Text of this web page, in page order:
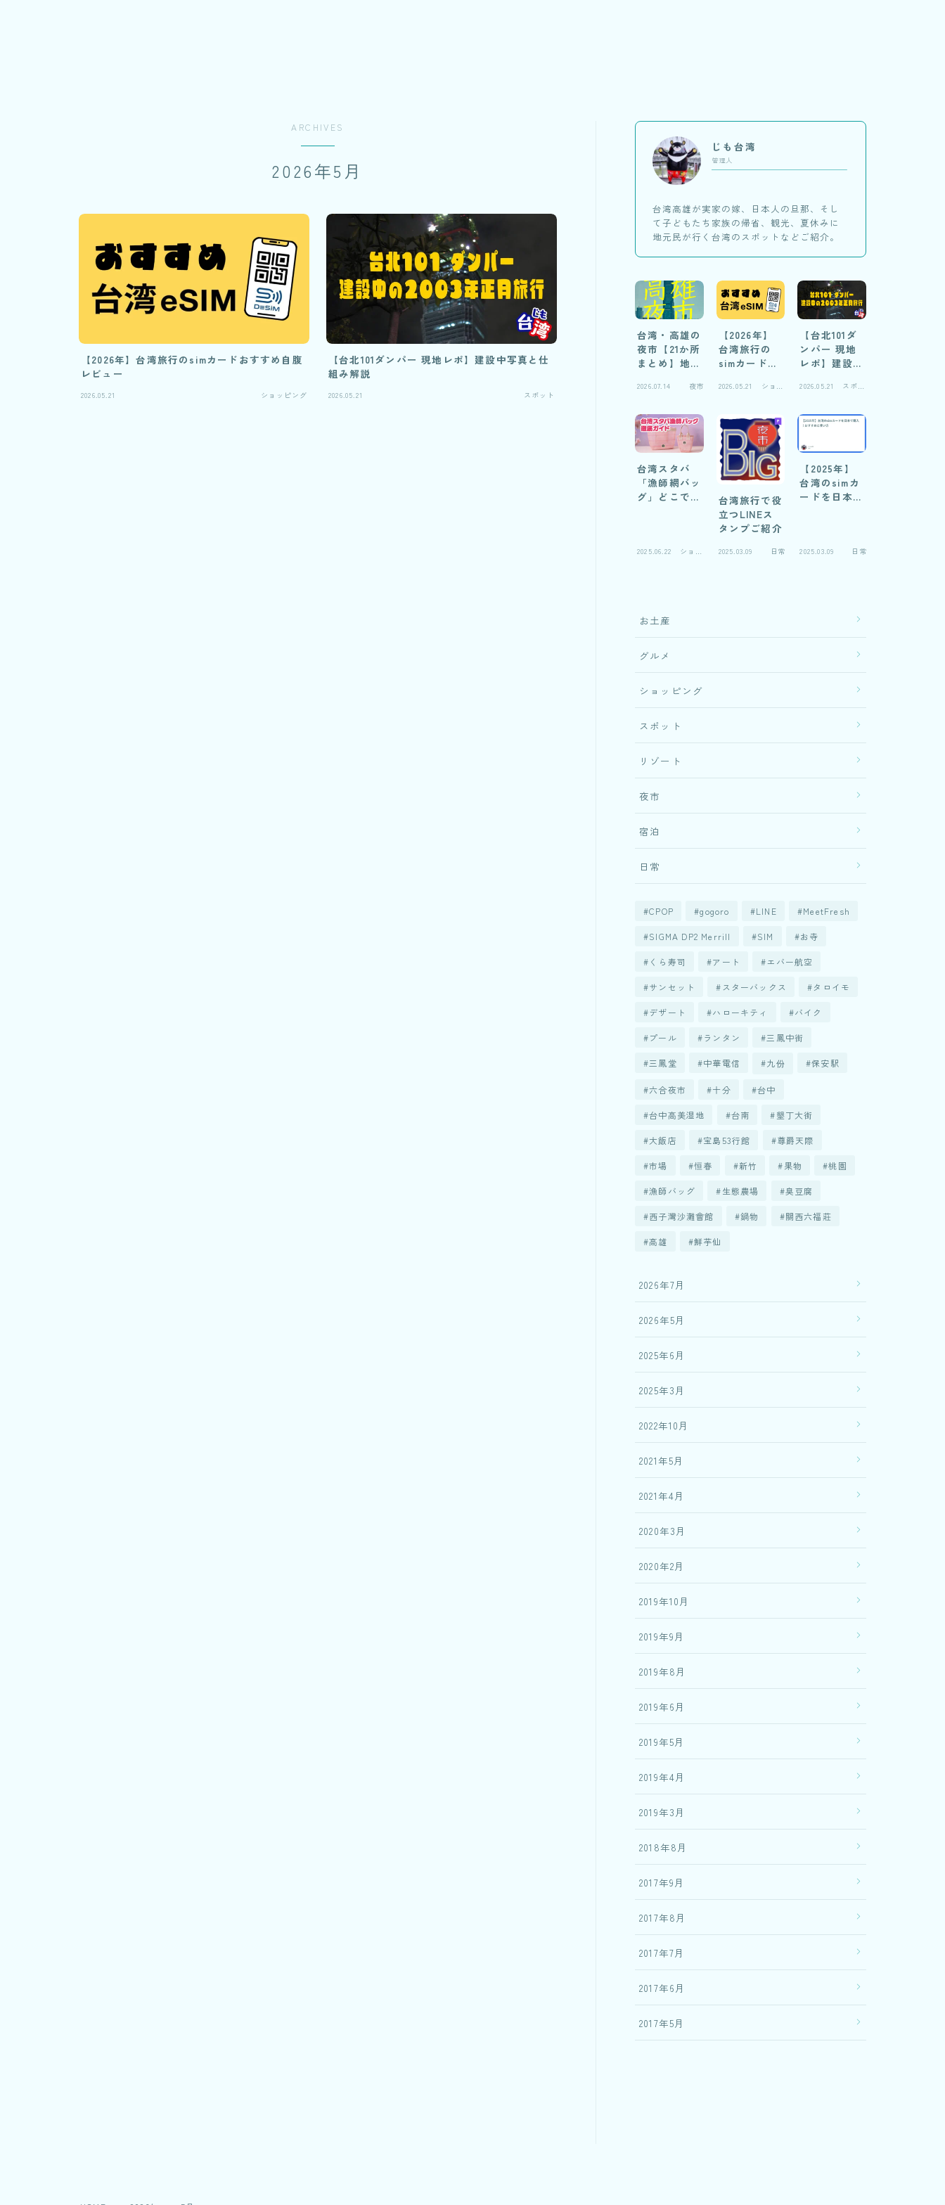
ARCHIVES
2026年5月
【2026年】台湾旅行のsimカードおすすめ自腹
レビュー
2026.05.21 ショッピング
【台北101ダンパー 現地レポ】建設中写真と仕
組み解説
2026.05.21 スポット
じも台湾
管理人
台湾高雄が実家の嫁、日本人の旦那、そし
て子どもたち家族の帰省、観光、夏休みに
地元民が行く台湾のスポットなどご紹介。
台湾・高雄の
夜市【21か所
まとめ】地元
た！おすすめ
市の実録
2026.07.14 夜市
【2026年】
台湾旅行の
simカードお
ビュー
2026.05.21
ショッ
【台北101ダ
ンパー 現地
レポ】建設中
解説
2026.05.21
スポッ
台湾スタバ
「漁師網バッ
グ」どこで売
2025.06.22
ショッ
台湾旅行で役
立つLINEス
タンプご紹介
2025.03.09 日常
【2025年】
台湾のsimカ
ードを日本で
2025.03.09 日常
お土産
グルメ
ショッピング
スポット
リゾート
夜市
宿泊
日常
CPOP gogoro LINE MeetFresh
SIGMA DP2 Merrill SIM お寺
くら寿司 アート エバー航空
サンセット スターバックス タロイモ
デザート ハローキティ バイク
プール ランタン 三鳳中街
三鳳堂 中華電信 九份 保安駅
六合夜市 十分 台中
台中高美湿地 台南 墾丁大街
大飯店 宝島53行館 尊爵天際
市場 恒春 新竹 果物 桃園
漁師バッグ 生態農場 臭豆腐
西子灣沙灘會館 鍋物 關西六福莊
高雄 鮮芋仙
2026年7月
2026年5月
2025年6月
2025年3月
2022年10月
2021年5月
2021年4月
2020年3月
2020年2月
2019年10月
2019年9月
2019年8月
2019年6月
2019年5月
2019年4月
2019年3月
2018年8月
2017年9月
2017年8月
2017年7月
2017年6月
2017年5月